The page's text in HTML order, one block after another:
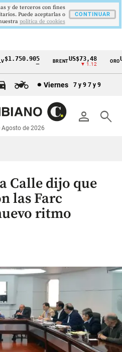
BRENTUS$73,48
▼ 1.12
ORO
Viernes 7 y 9 7 y 9
person search
Agosto de 2026
Calle dijo que
las Farc
ritmo
y de terceros con fines
Puede aceptarlas o
politica de cookies
CONTINUAR